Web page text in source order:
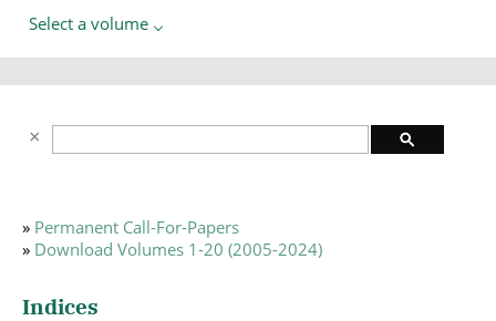
Select a volume
» Permanent Call-For-Papers
» Download Volumes 1-20 (2005-2024)
Indices